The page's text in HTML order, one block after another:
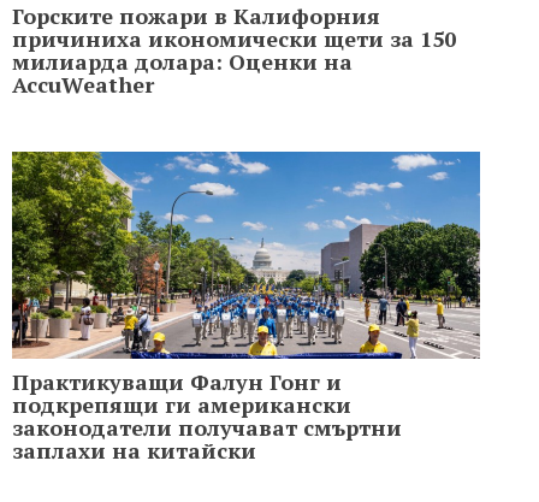
Горските пожари в Калифорния
причиниха икономически щети за 150
милиарда долара: Оценки на
AccuWeather
Практикуващи Фалун Гонг и
подкрепящи ги американски
законодатели получават смъртни
заплахи на китайски